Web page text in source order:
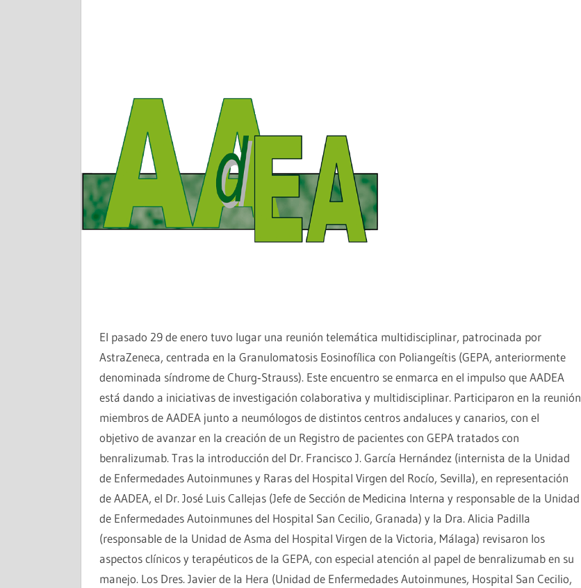
El pasado 29 de enero tuvo lugar una reunión telemática multidisciplinar, patrocinada por
AstraZeneca, centrada en la Granulomatosis Eosinofílica con Poliangeítis (GEPA, anteriormente
denominada síndrome de Churg‑Strauss). Este encuentro se enmarca en el impulso que AADEA
está dando a iniciativas de investigación colaborativa y multidisciplinar. Participaron en la reunión
miembros de AADEA junto a neumólogos de distintos centros andaluces y canarios, con el
objetivo de avanzar en la creación de un Registro de pacientes con GEPA tratados con
benralizumab. Tras la introducción del Dr. Francisco J. García Hernández (internista de la Unidad
de Enfermedades Autoinmunes y Raras del Hospital Virgen del Rocío, Sevilla), en representación
de AADEA, el Dr. José Luis Callejas (Jefe de Sección de Medicina Interna y responsable de la Unidad
de Enfermedades Autoinmunes del Hospital San Cecilio, Granada) y la Dra. Alicia Padilla
(responsable de la Unidad de Asma del Hospital Virgen de la Victoria, Málaga) revisaron los
aspectos clínicos y terapéuticos de la GEPA, con especial atención al papel de benralizumab en su
manejo. Los Dres. Javier de la Hera (Unidad de Enfermedades Autoinmunes, Hospital San Cecilio,